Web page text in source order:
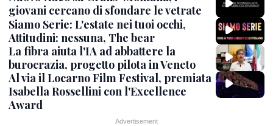
giovani cercano di sfondare le vetrate
Siamo Serie: L'estate nei tuoi occhi,
Attitudini: nessuna, The bear
La fibra aiuta l'IA ad abbattere la
burocrazia, progetto pilota in Veneto
Al via il Locarno Film Festival, premiata
Isabella Rossellini con l'Excellence
Award